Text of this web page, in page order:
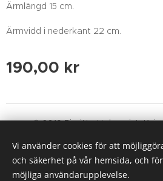
Ärmlängd 15 cm.
Ärmvidd i nederkant 22 cm.
190,00 kr
© 2019 Birgitte Holmqvist,
Cookies
Vi använder cookies för att
och säkerhet på vår hemsida, och
möjliga användarupplevelse.